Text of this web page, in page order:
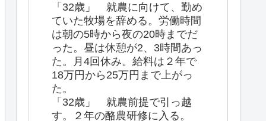
「32歳」 就農に向けて、勤め
ていた牧場を辞める。労働時間
は朝の5時から夜の20時までだ
った。昼は休憩が2、3時間あっ
た。月4回休み。給料は２年で
18万円から25万円まで上がっ
た。
「32歳」 就農前提で引っ越
す。２年の酪農研修に入る。